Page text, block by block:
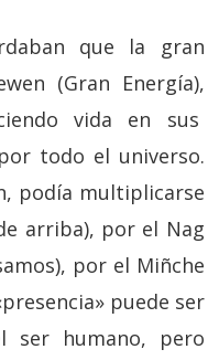
que la gran
(Gran Energía),
vida en sus
todo el universo.
podía multiplicarse
arriba), por el Nag
por el Miñche
puede ser
ser humano, pero